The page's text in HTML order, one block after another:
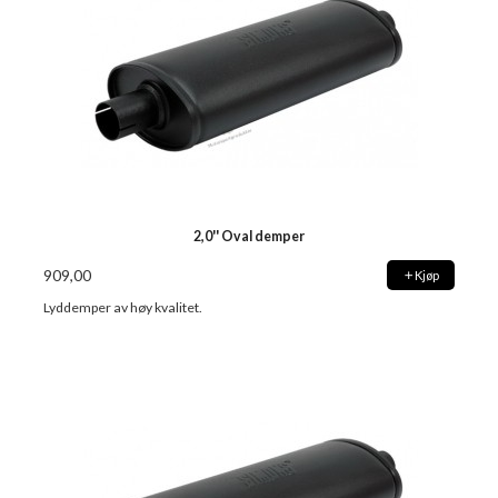
2,0'' Oval demper
909,00 Kjøp
Lyddemper av høy kvalitet.